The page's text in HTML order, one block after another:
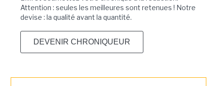
Attention : seules les meilleures sont retenues ! Notre
devise : la qualité avant la quantité.
DEVENIR CHRONIQUEUR